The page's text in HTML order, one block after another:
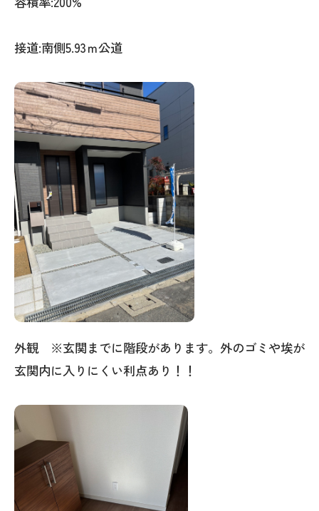
接道:南側5.93ｍ公道
外観 ※玄関までに階段があります。外のゴミや埃が
玄関内に入りにくい利点あり！！